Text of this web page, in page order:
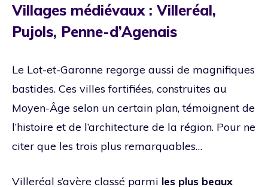
Villages médiévaux : Villeréal,
Pujols, Penne-d’Agenais
Le Lot-et-Garonne regorge aussi de magnifiques
bastides. Ces villes fortifiées, construites au
Moyen-Âge selon un certain plan, témoignent de
l’histoire et de l’architecture de la région. Pour ne
citer que les trois plus remarquables…
Villeréal s’avère classé parmi les plus beaux